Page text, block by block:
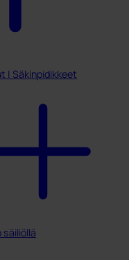
| Säkinpidikkeet
säiliöllä